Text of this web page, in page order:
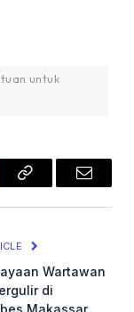
untuk
Copy
Email
Wartawan
di
Makassar,